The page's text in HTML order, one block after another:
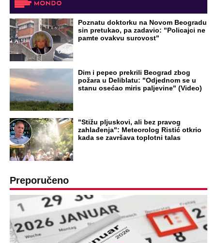
GENERAL IVAN STRELJAO SRBE, A
HRVATI GA SLAVILI KAO HEROJA KNINA:
Par godina kasnije išao od kuće do kuće i
UBIJAO!
DRAMA ZBOG LJUBAVNE PRIČE
Zbog svadbe trudne Srpkinje i Albanca
proradio nacionalizam! Popljuvali ih samo